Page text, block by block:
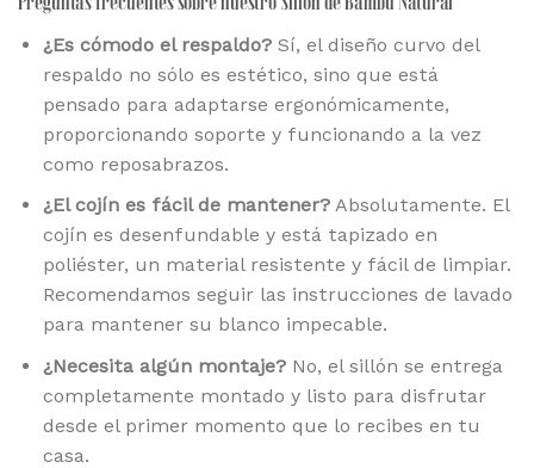
¿Es cómodo el respaldo?Sí, el diseño curvo del
respaldo no sólo es estético, sino que está
pensado para adaptarse ergonómicamente,
proporcionando soporte y funcionando a la vez
como reposabrazos.
¿El cojín es fácil de mantener?Absolutamente. El
cojín es desenfundable y está tapizado en
poliéster, un material resistente y fácil de limpiar.
Recomendamos seguir las instrucciones de lavado
para mantener su blanco impecable.
¿Necesita algún montaje?No, el sillón se entrega
completamente montado y listo para disfrutar
desde el primer momento que lo recibes en tu
casa.